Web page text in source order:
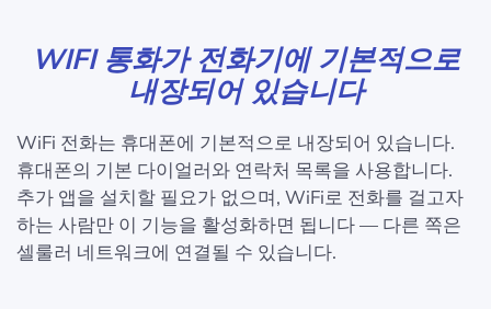
WIFI 통화가 전화기에 기본적으로
내장되어 있습니다
WiFi 전화는 휴대폰에 기본적으로 내장되어 있습니다.
휴대폰의 기본 다이얼러와 연락처 목록을 사용합니다.
추가 앱을 설치할 필요가 없으며, WiFi로 전화를 걸고자
하는 사람만 이 기능을 활성화하면 됩니다 — 다른 쪽은
셀룰러 네트워크에 연결될 수 있습니다.